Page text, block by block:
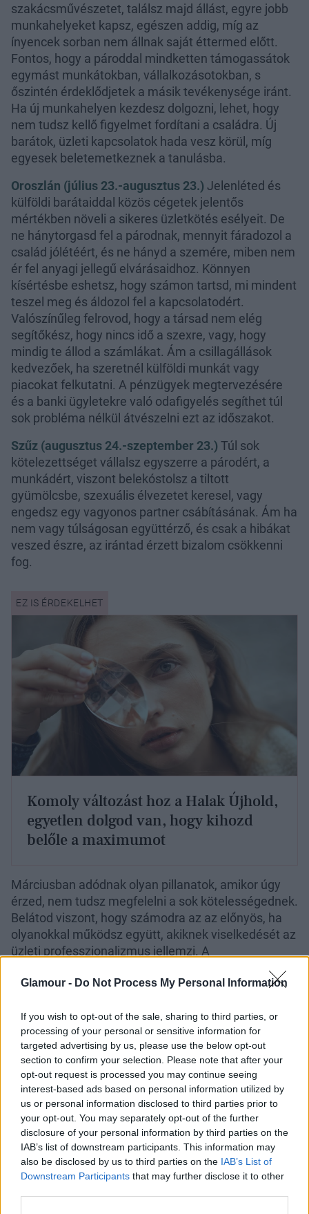
Glamour - Do Not Process My Personal Information
If you wish to opt-out of the sale, sharing to third parties, or
processing of your personal or sensitive information for
targeted advertising by us, please use the below opt-out
section to confirm your selection. Please note that after your
opt-out request is processed you may continue seeing
interest-based ads based on personal information utilized by
us or personal information disclosed to third parties prior to
your opt-out. You may separately opt-out of the further
disclosure of your personal information by third parties on the
IAB’s list of downstream participants. This information may
also be disclosed by us to third parties on the IAB’s List of
Downstream Participants that may further disclose it to other
szakácsművészetet, találsz majd állást, egyre jobb
munkahelyeket kapsz, egészen addig, míg az
ínyencek sorban nem állnak saját éttermed előtt.
Fontos, hogy a pároddal mindketten támogassátok
egymást munkátokban, vállalkozásotokban, s
őszintén érdeklődjetek a másik tevékenysége iránt.
Ha új munkahelyen kezdesz dolgozni, lehet, hogy
nem tudsz kellő figyelmet fordítani a családra. Új
barátok, üzleti kapcsolatok hada vesz körül, míg
egyesek beletemetkeznek a tanulásba.
Oroszlán (július 23.-augusztus 23.) Jelenléted és
külföldi barátaiddal közös cégetek jelentős
mértékben növeli a sikeres üzletkötés esélyeit. De
ne hánytorgasd fel a párodnak, mennyit fáradozol a
család jólétéért, és ne hányd a szemére, miben nem
ér fel anyagi jellegű elvárásaidhoz. Könnyen
kísértésbe eshetsz, hogy számon tartsd, mi mindent
teszel meg és áldozol fel a kapcsolatodért.
Valószínűleg felrovod, hogy a társad nem elég
segítőkész, hogy nincs idő a szexre, vagy, hogy
mindig te állod a számlákat. Ám a csillagállások
kedvezőek, ha szeretnél külföldi munkát vagy
piacokat felkutatni. A pénzügyek megtervezésére
és a banki ügyletekre való odafigyelés segíthet túl
sok probléma nélkül átvészelni ezt az időszakot.
Szűz (augusztus 24.-szeptember 23.) Túl sok
kötelezettséget vállalsz egyszerre a párodért, a
munkádért, viszont belekóstolsz a tiltott
gyümölcsbe, szexuális élvezetet keresel, vagy
engedsz egy vagyonos partner csábításának. Ám ha
nem vagy túlságosan együttérző, és csak a hibákat
veszed észre, az irántad érzett bizalom csökkenni
fog.
Komoly változást hoz a Halak Újhold,
egyetlen dolgod van, hogy kihozd
belőle a maximumot
Márciusban adódnak olyan pillanatok, amikor úgy
érzed, nem tudsz megfelelni a sok kötelességednek.
Belátod viszont, hogy számodra az az előnyös, ha
olyanokkal működsz együtt, akiknek viselkedését az
üzleti professzionalizmus jellemzi. A
párkapcsolatban élők számára lehetőséget kell adni
a közös álmoknak, hogy félretegyék azt a
kockáztatja.
Mérleg (szeptember 24.-október 23.)Mérd fel a
lehetőségeidet és add át magad a vadság és az
érzékiség hullámzásának! Ám ha beengedsz valakit
az életedbe, könnyen sérülékennyé válhatsz. De
most mégis a kapcsolatok számítanak, és nem az,
hogy két végén égesd a gyertyát a munkahelyeden.
A kíváncsiság és a versengés szelleme hajt, amikor
kipróbálod, hogy egy jó anyagi körülmények között
élő személy ellen tud-e állni a vonzerődnek.